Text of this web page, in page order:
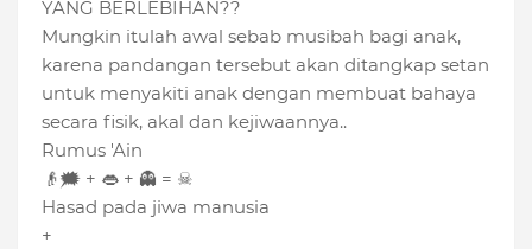
YANG BERLEBIHAN??
Mungkin itulah awal sebab musibah bagi anak,
karena pandangan tersebut akan ditangkap setan
untuk menyakiti anak dengan membuat bahaya
secara fisik, akal dan kejiwaannya..
Rumus 'Ain
👴🗯 + 👄 + 👻 = ☠
Hasad pada jiwa manusia
+